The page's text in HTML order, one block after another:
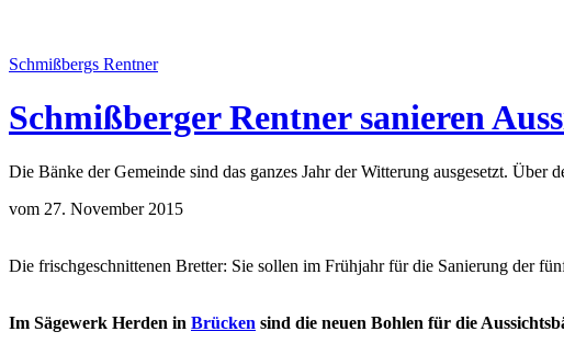
Schmißbergs Rentner
Schmißberger Rentner sanieren
Die Bänke der Gemeinde sind das ganzes Jahr der Witterung ausgesetzt. Über
vom 27. November 2015
Die frischgeschnittenen Bretter: Sie sollen im Frühjahr für die Sanierung der
Im Sägewerk Herden in Brücken sind die neuen Bohlen für die